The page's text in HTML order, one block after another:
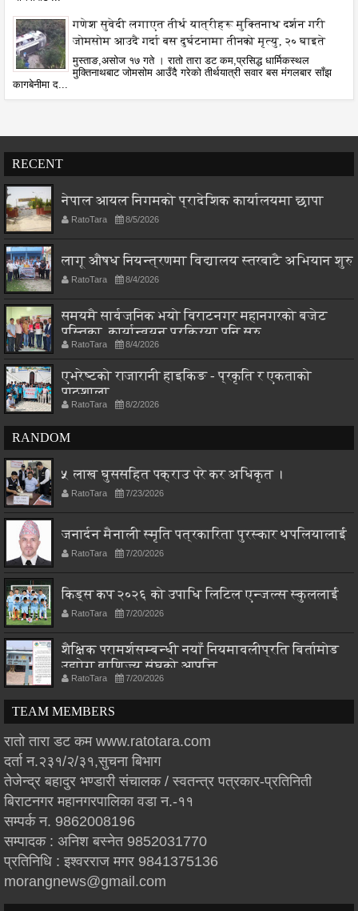
गणेश सुवेदी लगाएत तीर्थ यात्रीहरू मुक्तिनाथ दर्शन गरी
जोमसोम आउदै गर्दा बस दुर्घटनामा तीनको मृत्यु, २० घाइते
मुस्ताङ,असोज १७ गते । रातो तारा डट कम,प्रसिद्ध धार्मिकस्थल
मुक्तिनाथबाट जोमसोम आउँदै गरेको तीर्थयात्री सवार बस मंगलबार साँझ
कागबेनीमा द...
RECENT
नेपाल आयल निगमको प्रादेशिक कार्यालयमा छापा
RatoTara 8/5/2026
लागू औषध नियन्त्रणमा विद्यालय स्तरबाटै अभियान शुरु
RatoTara 8/4/2026
समयमै सार्वजनिक भयो विराटनगर महानगरको बजेट
पुस्तिका, कार्यान्वयन प्रक्रिया पनि सुरु
RatoTara 8/4/2026
एभरेष्टको राजारानी हाइकिङ - प्रकृति र एकताको
पाठशाला
RatoTara 8/2/2026
RANDOM
५ लाख घुससहित पक्राउ परे कर अधिकृत ।
RatoTara 7/23/2026
जनार्दन मैनाली स्मृति पत्रकारिता पुरस्कार थपलियालाई
RatoTara 7/20/2026
किड्स कप २०२६ को उपाधि लिटिल एन्जल्स स्कुललाई
RatoTara 7/20/2026
शैक्षिक परामर्शसम्बन्धी नयाँ नियमावलीप्रति बिर्तामोड
उद्योग वाणिज्य संघको आपत्ति
RatoTara 7/20/2026
TEAM MEMBERS
रातो तारा डट कम www.ratotara.com
दर्ता न.२३१/२/३१,सुचना बिभाग
तेजेन्द्र बहादुर भण्डारी संचालक / स्वतन्त्र पत्रकार-प्रतिनिती
बिराटनगर महानगरपालिका वडा न.-११
सम्पर्क न. 9862008196
सम्पादक : अनिश बस्नेत 9852031770
प्रतिनिधि : इश्वरराज मगर 9841375136
morangnews@gmail.com